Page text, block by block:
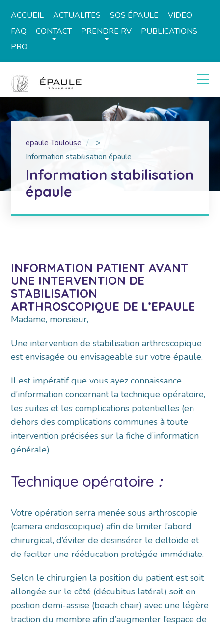
ACCUEIL ACTUALITES SOS ÉPAULE
VIDEO
FAQ
CONTACT PRENDRE RV
PUBLICATIONS
PRO
epaule Toulouse
>
Information stabilisation épaule
Information stabilisation
épaule
INFORMATION PATIENT AVANT
UNE INTERVENTION DE
STABILISATION
ARTHROSCOPIQUE DE L’EPAULE
Madame, monsieur,
Une intervention de stabilisation arthroscopique
est envisagée ou envisageable sur votre épaule.
Il est impératif que vous ayez connaissance
d’information concernant la technique opératoire,
les suites et les complications potentielles (en
dehors des complications communes à toute
intervention précisées sur la fiche d’information
générale)
Technique opératoire :
Votre opération serra menée sous arthroscopie
(camera endoscopique) afin de limiter l’abord
chirurgical, d’éviter de desinsérer le deltoïde et
de facilter une rééducation protégée immédiate.
Selon le chirurgien la position du patient est soit
allongée sur le côté (décubitus latéral) soit en
postion demi-assise (beach chair) avec une légère
traction du membre afin d’augmenter l’espace de